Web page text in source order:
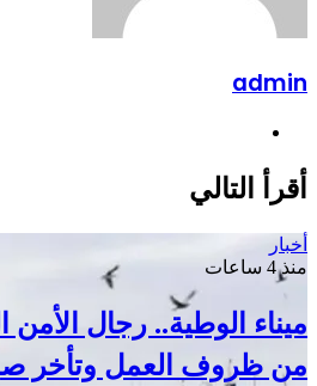
admin
أقرأ التالي
أخبار
منذ 4 ساعات
ميناء الوطية.. رجال
من ظروف العمل وتأخر